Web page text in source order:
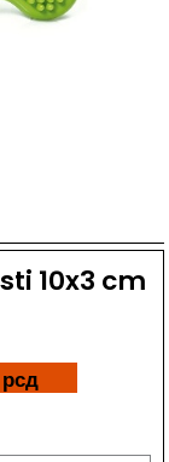
10x3 cm
рсд